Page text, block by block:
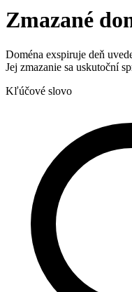
Zmazané
Doména exspiruje deň
Jej zmazanie sa uskutoční
Kľúčové slovo